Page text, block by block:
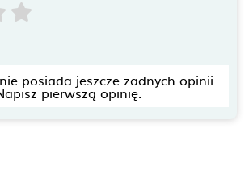
posiada jeszcze żadnych opinii.
pierwszą opinię.